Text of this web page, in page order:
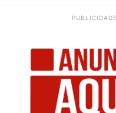
PUBLICIDADE